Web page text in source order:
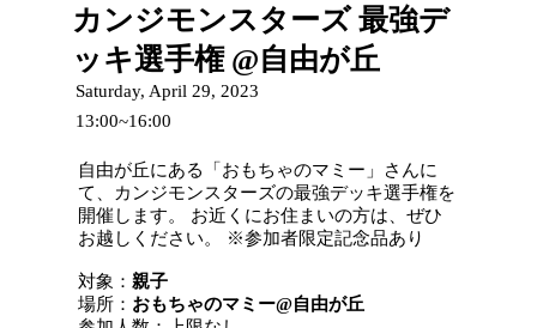
カンジモンスターズ 最強デ
ッキ選手権 @自由が丘
自由が丘にある「おもちゃのマミー」さんに
て、カンジモンスターズの最強デッキ選手権を
開催します。 お近くにお住まいの方は、ぜひ
お越しください。 ※参加者限定記念品あり
対象： 親子
場所： おもちゃのマミー@自由が丘
Saturday, April 29, 2023
13:00~16:00